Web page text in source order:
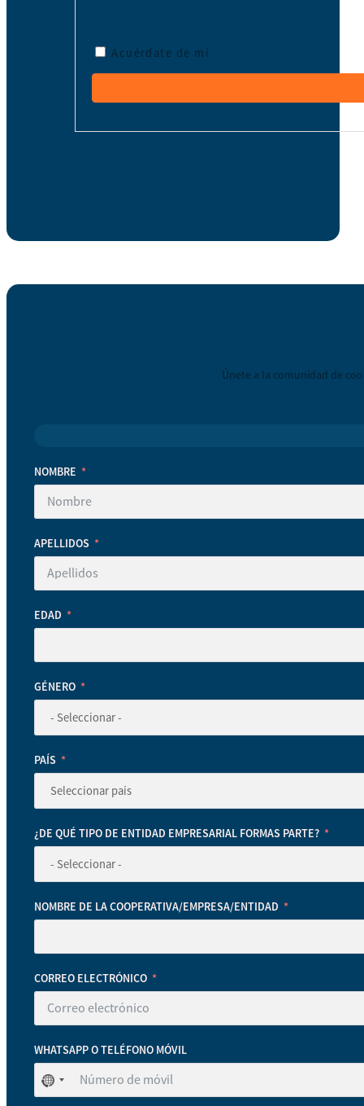
Acuérdate de mí
Únete a la comunidad de
NOMBRE
APELLIDOS
EDAD
GÉNERO
PAÍS
¿DE QUÉ TIPO DE ENTIDAD EMPRESARIAL FORMAS PARTE?
NOMBRE DE LA COOPERATIVA/EMPRESA/ENTIDAD
CORREO ELECTRÓNICO
WHATSAPP O TELÉFONO MÓVIL
No
se